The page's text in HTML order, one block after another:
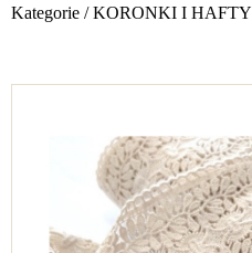
Kategorie /KORONKI I HAFTY